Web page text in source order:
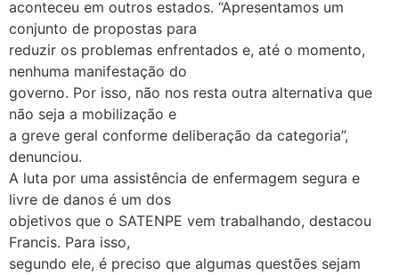
aconteceu em outros estados. “Apresentamos um
conjunto de propostas para
reduzir os problemas enfrentados e, até o momento,
nenhuma manifestação do
governo. Por isso, não nos resta outra alternativa que
não seja a mobilização e
a greve geral conforme deliberação da categoria”,
denunciou.
A luta por uma assistência de enfermagem segura e
livre de danos é um dos
objetivos que o SATENPE vem trabalhando, destacou
Francis. Para isso,
segundo ele, é preciso que algumas questões sejam